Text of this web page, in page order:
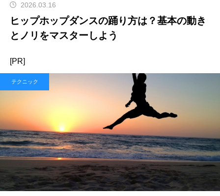
2026.03.16
ヒップホップダンスの踊り方は？基本の動き
とノリをマスターしよう
[PR]
テクニック